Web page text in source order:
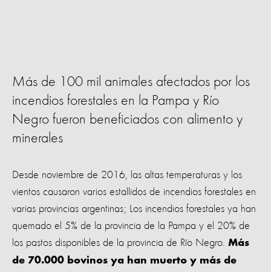
Más de 100 mil animales afectados por los
incendios forestales en la Pampa y Río
Negro fueron beneficiados con alimento y
minerales
Desde noviembre de 2016, las altas temperaturas y los
vientos causaron varios estallidos de incendios forestales en
varias provincias argentinas; Los incendios forestales ya han
quemado el 5% de la provincia de la Pampa y el 20% de
los pastos disponibles de la provincia de Río Negro. Más
de 70.000 bovinos ya han muerto y más de